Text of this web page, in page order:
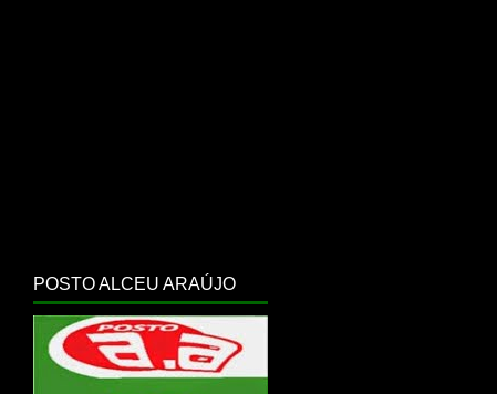
POSTO ALCEU ARAÚJO